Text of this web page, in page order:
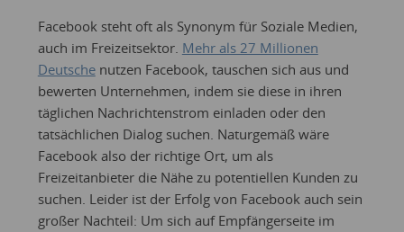
Facebook steht oft als Synonym für Soziale Medien,
auch im Freizeitsektor. Mehr als 27 Millionen
Deutschenutzen Facebook, tauschen sich aus und
bewerten Unternehmen, indem sie diese in ihren
täglichen Nachrichtenstrom einladen oder den
tatsächlichen Dialog suchen. Naturgemäß wäre
Facebook also der richtige Ort, um als
Freizeitanbieter die Nähe zu potentiellen Kunden zu
suchen. Leider ist der Erfolg von Facebook auch sein
großer Nachteil: Um sich auf Empfängerseite im